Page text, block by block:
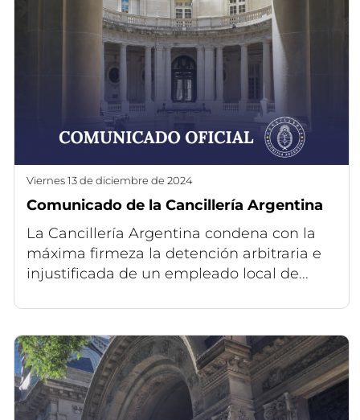
viernes 13 de diciembre de 2024
Comunicado de la Cancillería Argentina
La Cancillería Argentina condena con la
máxima firmeza la detención arbitraria e
injustificada de un empleado local de...